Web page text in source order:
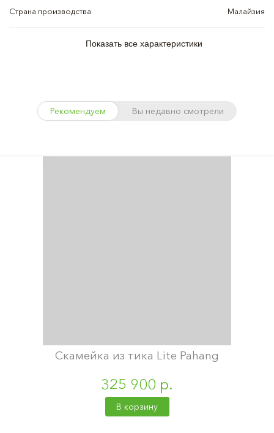
Страна производства Малайзия
Показать все характеристики
Рекомендуем Вы недавно смотрели
Скамейка из тика Lite Pahang
325 900 р.
В корзину